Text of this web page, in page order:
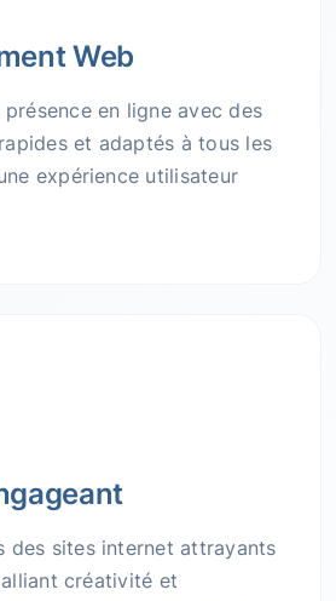
Web
en ligne avec des
et adaptés à tous les
expérience utilisateur
des sites internet attrayants
créativité et